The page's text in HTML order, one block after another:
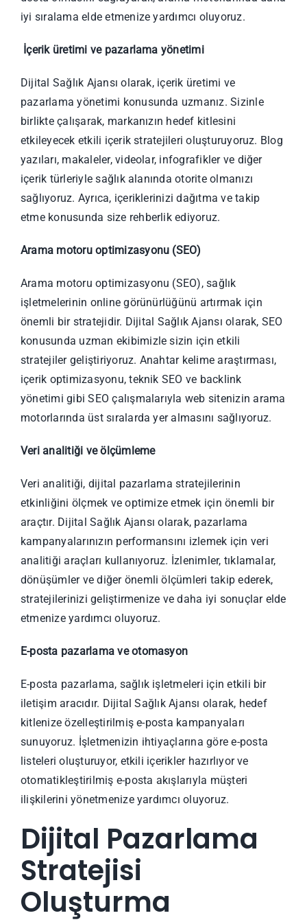
iyi sıralama elde etmenize yardımcı oluyoruz.
İçerik üretimi ve pazarlama yönetimi
Dijital Sağlık Ajansı olarak, içerik üretimi ve
pazarlama yönetimi konusunda uzmanız. Sizinle
birlikte çalışarak, markanızın hedef kitlesini
etkileyecek etkili içerik stratejileri oluşturuyoruz. Blog
yazıları, makaleler, videolar, infografikler ve diğer
içerik türleriyle sağlık alanında otorite olmanızı
sağlıyoruz. Ayrıca, içeriklerinizi dağıtma ve takip
etme konusunda size rehberlik ediyoruz.
Arama motoru optimizasyonu (SEO)
Arama motoru optimizasyonu (SEO), sağlık
işletmelerinin online görünürlüğünü artırmak için
önemli bir stratejidir. Dijital Sağlık Ajansı olarak, SEO
konusunda uzman ekibimizle sizin için etkili
stratejiler geliştiriyoruz. Anahtar kelime araştırması,
içerik optimizasyonu, teknik SEO ve backlink
yönetimi gibi SEO çalışmalarıyla web sitenizin arama
motorlarında üst sıralarda yer almasını sağlıyoruz.
Veri analitiği ve ölçümleme
Veri analitiği, dijital pazarlama stratejilerinin
etkinliğini ölçmek ve optimize etmek için önemli bir
araçtır. Dijital Sağlık Ajansı olarak, pazarlama
kampanyalarınızın performansını izlemek için veri
analitiği araçları kullanıyoruz. İzlenimler, tıklamalar,
dönüşümler ve diğer önemli ölçümleri takip ederek,
stratejilerinizi geliştirmenize ve daha iyi sonuçlar elde
etmenize yardımcı oluyoruz.
E-posta pazarlama ve otomasyon
E-posta pazarlama, sağlık işletmeleri için etkili bir
iletişim aracıdır. Dijital Sağlık Ajansı olarak, hedef
kitlenize özelleştirilmiş e-posta kampanyaları
sunuyoruz. İşletmenizin ihtiyaçlarına göre e-posta
listeleri oluşturuyor, etkili içerikler hazırlıyor ve
otomatikleştirilmiş e-posta akışlarıyla müşteri
ilişkilerini yönetmenize yardımcı oluyoruz.
Dijital Pazarlama
Stratejisi
Oluşturma